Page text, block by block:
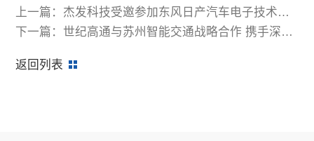
上一篇：杰发科技受邀参加东风日产汽车电子技术展
示交流会
下一篇：世纪高通与苏州智能交通战略合作 携手深耕
返回列表